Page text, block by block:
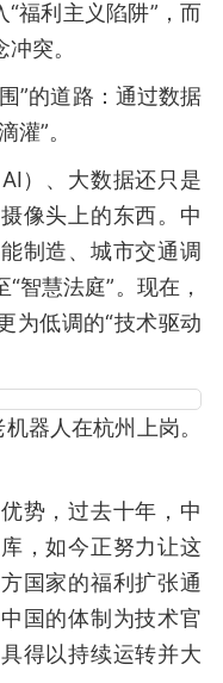
“福利主义陷阱”，而
突。
”的道路：通过数据
灌”。
）、大数据还只是
像头上的东西。中
制造、城市交通调
智慧法庭”。现在，
为低调的“技术驱动
器人在杭州上岗。
势，过去十年，中
，如今正努力让这
国家的福利扩张通
国的体制为技术官
得以持续运转并大